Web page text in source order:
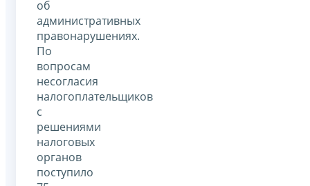
об
административных
правонарушениях.
По
вопросам
несогласия
налогоплательщиков
с
решениями
налоговых
органов
поступило